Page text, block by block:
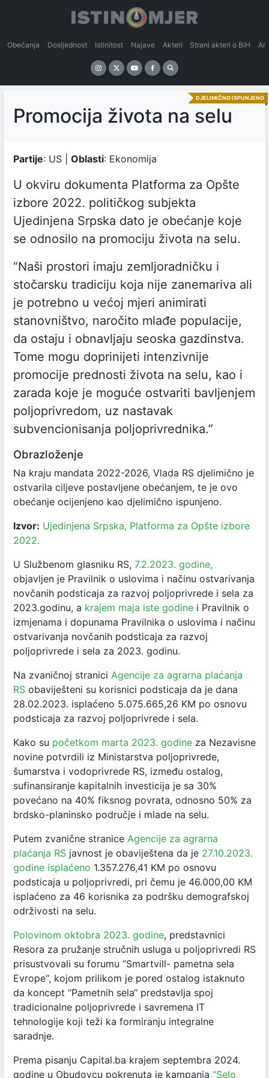
Obećanja Dosljednost Istinitost Najave Akteri Strani akteri o BiH
DJELIMIČNO ISPUNJENO
Promocija života na selu
Partije: US | Oblasti: Ekonomija
U okviru dokumenta Platforma za Opšte
izbore 2022. političkog subjekta
Ujedinjena Srpska dato je obećanje koje
se odnosilo na promociju života na selu.
“Naši prostori imaju zemljoradničku i
stočarsku tradiciju koja nije zanemariva ali
je potrebno u većoj mjeri animirati
stanovništvo, naročito mlađe populacije,
da ostaju i obnavljaju seoska gazdinstva.
Tome mogu doprinijeti intenzivnije
promocije prednosti života na selu, kao i
zarada koje je moguće ostvariti bavljenjem
poljoprivredom, uz nastavak
subvencionisanja poljoprivrednika.”
Obrazloženje
Na kraju mandata 2022-2026, Vlada RS djelimično je
ostvarila ciljeve postavljene obećanjem, te je ovo
obećanje ocijenjeno kao djelimično ispunjeno.
Izvor: Ujedinjena Srpska, Platforma za Opšte izbore
2022.
U Službenom glasniku RS, 7.2.2023. godine,
objavljen je Pravilnik o uslovima i načinu ostvarivanja
novčanih podsticaja za razvoj poljoprivrede i sela za
2023.godinu, a krajem maja iste godine i ​Pravilnik o
izmjenama i dopunama Pravilnika o uslovima i načinu
ostvarivanja novčanih podsticaja za razvoj
poljoprivrede i sela za 2023. godinu.
Na zvaničnoj stranici Agencije za agrarna plaćanja
RS obaviješteni su korisnici podsticaja da je dana
28.02.2023. isplaćeno 5.075.665,26 KM po osnovu
podsticaja za razvoj poljoprivrede i sela.
Kako su početkom marta 2023. godine za Nezavisne
novine potvrdili iz Ministarstva poljoprivrede,
šumarstva i vodoprivrede RS, između ostalog,
sufinansiranje kapitalnih investicija je sa 30%
povećano na 40% fiksnog povrata, odnosno 50% za
brdsko-planinsko područje i mlade na selu.
Putem zvanične stranice Agencije za agrarna
plaćanja RS javnost je obaviještena da je 27.10.2023.
godine isplaćeno 1.357.276,41 KM po osnovu
podsticaja u poljoprivredi, pri čemu je 46.000,00 KM
isplaćeno za 46 korisnika za podršku demografskoj
održivosti na selu.
Polovinom oktobra 2023. godine, predstavnici
Resora za pružanje stručnih usluga u poljoprivredi RS
prisustvovali su forumu “Smartvill- pametna sela
Evrope“, kojom prilikom je pored ostalog istaknuto
da koncept “Pametnih sela“ predstavlja spoj
tradicionalne poljoprivrede i savremena IT
tehnologije koji teži ka formiranju integralne
saradnje.
Prema pisanju Capital.ba krajem septembra 2024.
godine u Obudovcu pokrenuta je kampanja “Selo